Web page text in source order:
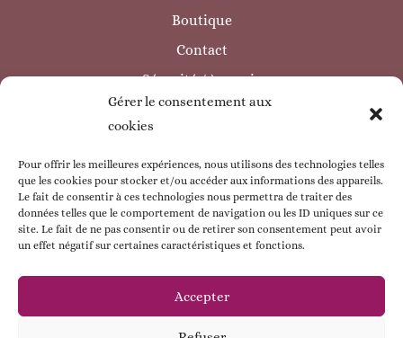
Gérer le consentement aux
cookies
Pour offrir les meilleures expériences, nous utilisons des technologies telles
que les cookies pour stocker et/ou accéder aux informations des appareils.
Le fait de consentir à ces technologies nous permettra de traiter des
données telles que le comportement de navigation ou les ID uniques sur ce
site. Le fait de ne pas consentir ou de retirer son consentement peut avoir
un effet négatif sur certaines caractéristiques et fonctions.
Accepter
Boutique
Contact
Sécurité / à savoir
INFORMATIONS LÉGALES
Mentions légales
Politique de confidentialité
Politique de cookie
CGV
ESPACE CLIENT
Mon compte